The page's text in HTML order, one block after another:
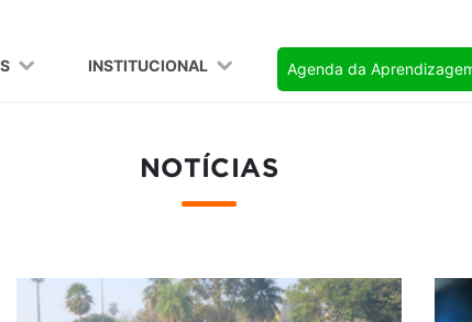
INSTITUCIONAL Agenda da
NOTÍCIAS